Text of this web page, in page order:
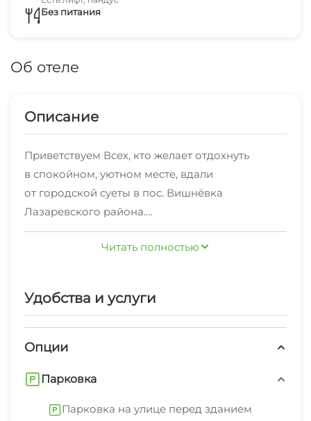
Без питания
Об отеле
Описание
Приветствуем Всех, кто желает отдохнуть
в спокойном, уютном месте, вдали
от городской суеты в пос. Вишнёвка
Лазаревского района.
Мы находимся рядом с пансионатом
на территорию пансионата свободный.
желании приобрести курсовку и ходить
и отдыха. Есть танцплощадка и спортплощадка,
мероприятия сотрудники пансионата (вход
Читать полностью
Удобства и услуги
Опции
Парковка
Парковка на улице перед зданием